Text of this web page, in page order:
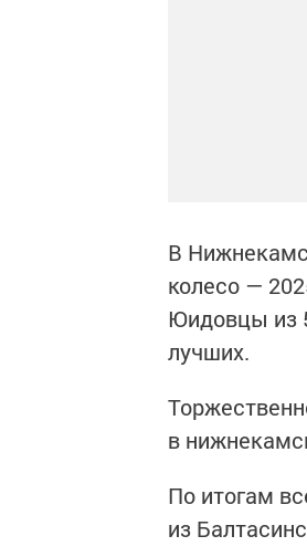
В
колесо —
Юидовцы из
лучших.
в
По итогам
из